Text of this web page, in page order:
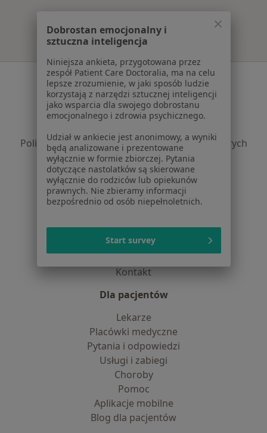
Serwis
Regulamin
Polityka prywatności pacjentów
Polityka prywatności dla profesjonalistów, których
dane pozyskaliśmy samodzielnie
Polityka cookies
Jak działają wyniki wyszukiwania
Dostępność
Praca Rekrutujemy!
Partnerzy
Centrum prasowe
Kontakt
Dla pacjentów
Lekarze
Placówki medyczne
Pytania i odpowiedzi
Usługi i zabiegi
Choroby
Pomoc
Aplikacje mobilne
Blog dla pacjentów
Dobrostan emocjonalny i
sztuczna inteligencja
Niniejsza ankieta, przygotowana przez
zespół Patient Care Doctoralia, ma na celu
lepsze zrozumienie, w jaki sposób ludzie
korzystają z narzędzi sztucznej inteligencji
jako wsparcia dla swojego dobrostanu
emocjonalnego i zdrowia psychicznego.
Udział w ankiecie jest anonimowy, a wyniki
będą analizowane i prezentowane
wyłącznie w formie zbiorczej. Pytania
dotyczące nastolatków są skierowane
wyłącznie do rodziców lub opiekunów
prawnych. Nie zbieramy informacji
bezpośrednio od osób niepełnoletnich.
Start survey